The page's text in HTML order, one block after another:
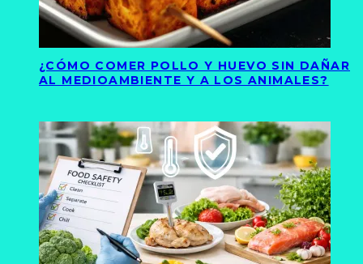
¿CÓMO COMER POLLO Y HUEVO SIN DAÑAR
AL MEDIOAMBIENTE Y A LOS ANIMALES?